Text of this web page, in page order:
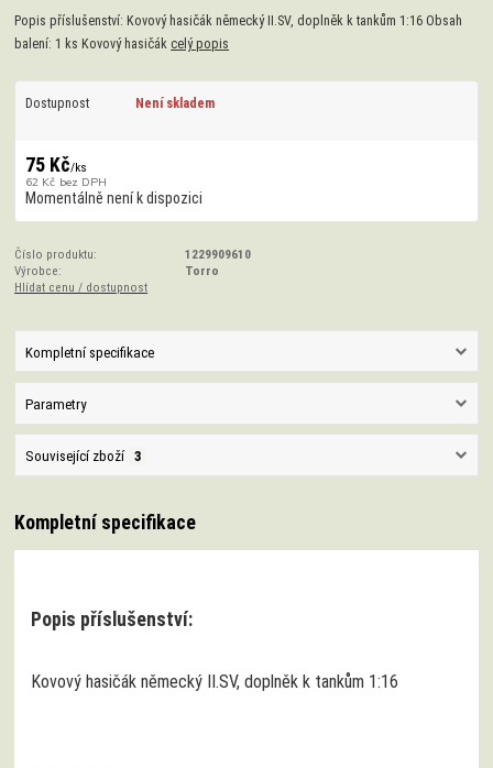
Popis příslušenství: Kovový hasičák německý II.SV, doplněk k tankům 1:16 Obsah
balení: 1 ks Kovový hasičák celý popis
Dostupnost Není skladem
75 Kč/ks
62 Kč bez DPH
Momentálně není k dispozici
Číslo produktu:
1229909610
Výrobce:
Torro
Hlídat cenu / dostupnost
Kompletní specifikace
Parametry
Související zboží 3
Kompletní specifikace
Popis příslušenství:
Kovový hasičák německý II.SV, doplněk k tankům 1:16